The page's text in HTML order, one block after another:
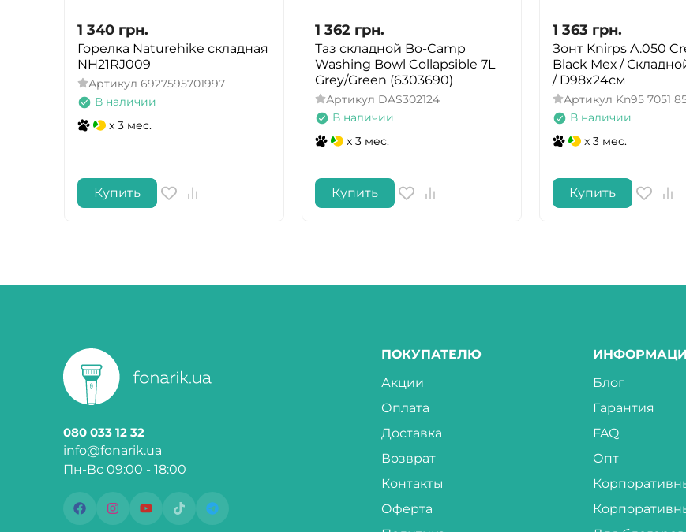
1 340 грн.
Горелка Naturehike складная
NH21RJ009
Артикул 6927595701997
В наличии
x 3 мес.
Купить
1 362 грн.
Таз складной Bo-Camp
Washing Bowl Collapsible 7L
Grey/Green (6303690)
Артикул DAS302124
В наличии
x 3 мес.
Купить
1 363 грн.
Зонт Knirps A.050
Black Мех /
/ D98x24см
Артикул Kn95 7051
В наличии
x 3 мес.
Купить
080 033 12 32
info@fonarik.ua
Пн-Вс 09:00 - 18:00
ПОКУПАТЕЛЮ
Акции
Оплата
Доставка
Возврат
Контакты
Оферта
Блог
Гарантия
FAQ
Опт